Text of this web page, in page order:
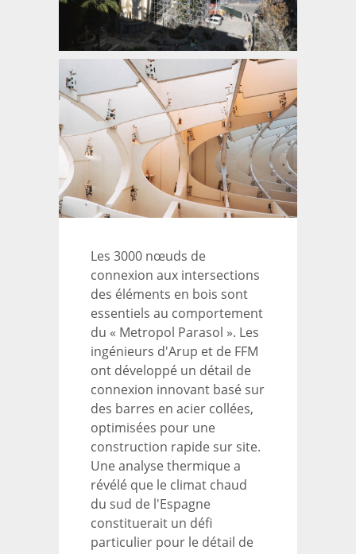
Les 3000 nœuds de
connexion aux intersections
des éléments en bois sont
essentiels au comportement
du « Metropol Parasol ». Les
ingénieurs d'Arup et de FFM
ont développé un détail de
connexion innovant basé sur
des barres en acier collées,
optimisées pour une
construction rapide sur site.
Une analyse thermique a
révélé que le climat chaud
du sud de l'Espagne
constituerait un défi
particulier pour le détail de